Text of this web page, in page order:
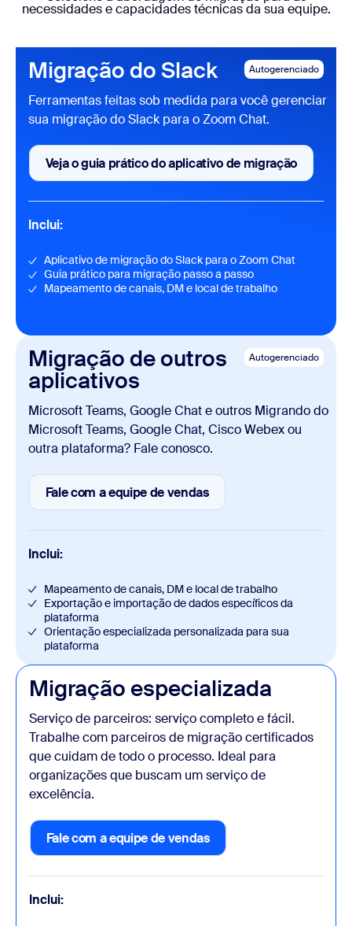
necessidades e capacidades técnicas da sua equipe.
Migração do Slack
Ferramentas feitas sob medida para você gerenciar
sua migração do Slack para o Zoom Chat.
Autogerenciado
Veja o guia prático do aplicativo de migração
Veja o guia prático do
Inclui:
Aplicativo de migração do Slack para o Zoom Chat
Guia prático para migração passo a passo
Mapeamento de canais, DM e local de trabalho
Migração de outros
aplicativos
Microsoft Teams, Google Chat e outros Migrando do
Microsoft Teams, Google Chat, Cisco Webex ou
outra plataforma? Fale conosco.
Autogerenciado
Fale com a equipe de vendas
Fale com a equipe de vendas
Inclui:
Mapeamento de canais, DM e local de trabalho
Exportação e importação de dados específicos da
plataforma
Orientação especializada personalizada para sua
plataforma
Migração especializada
Serviço de parceiros: serviço completo e fácil.
Trabalhe com parceiros de migração certificados
que cuidam de todo o processo. Ideal para
organizações que buscam um serviço de
excelência.
Fale com a equipe de vendas
Fale com a equipe de vendas
Inclui: